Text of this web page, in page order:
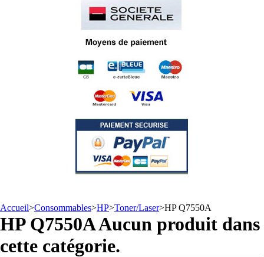
Accueil>Consommables>HP>Toner/Laser>HP Q7550A
HP Q7550AAucun produit dans
cette catégorie.